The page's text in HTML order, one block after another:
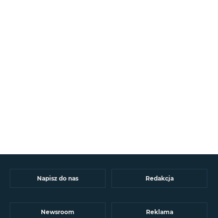
Napisz do nas Redakcja
Newsroom Reklama